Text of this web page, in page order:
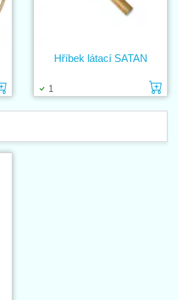
Vložit do košíku
1
Hříbek látací SATAN